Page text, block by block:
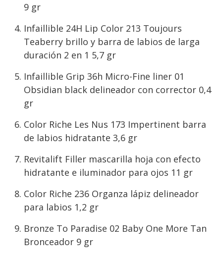
9 gr
Infaillible 24H Lip Color 213 Toujours
Teaberry brillo y barra de labios de larga
duración 2 en 1 5,7 gr
Infaillible Grip 36h Micro-Fine liner 01
Obsidian black delineador con corrector 0,4
gr
Color Riche Les Nus 173 Impertinent barra
de labios hidratante 3,6 gr
Revitalift Filler mascarilla hoja con efecto
hidratante e iluminador para ojos 11 gr
Color Riche 236 Organza lápiz delineador
para labios 1,2 gr
Bronze To Paradise 02 Baby One More Tan
Bronceador 9 gr